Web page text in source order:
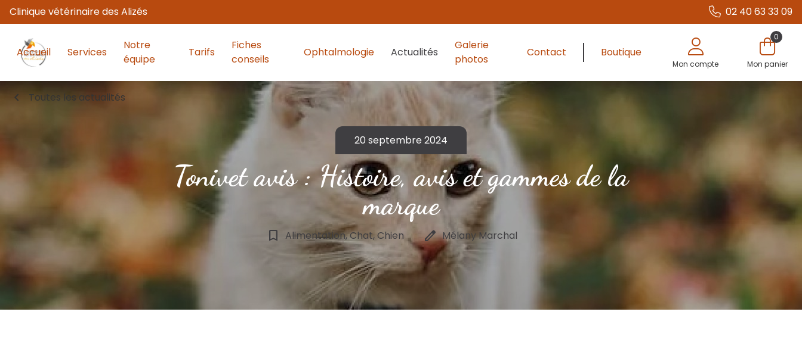
Clinique vétérinaire des Alizés 02 40 63 33 09
Accueil Services
Notre
équipe
Tarifs
Fiches
conseils
Ophtalmologie Actualités
Galerie
photos
Contact Boutique
Mon compte
0
Mon panier
chevron_left Toutes les actualités
20 septembre 2024
Tonivet avis : Histoire, avis et gammes de la
marque
bookmark_border Alimentation, Chat, Chien edit Mélany Marchal